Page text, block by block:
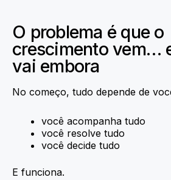
O problema é que o
crescimento vem…
vai embora
No começo, tudo depende de
você acompanha tudo
você resolve tudo
você decide tudo
E funciona.